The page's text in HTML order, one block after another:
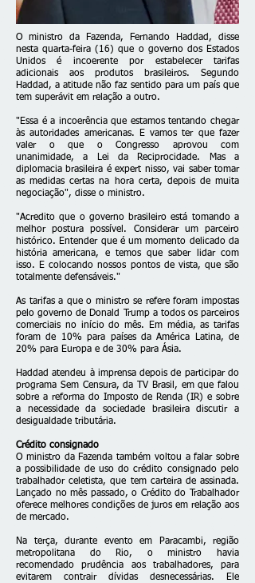
O ministro da Fazenda, Fernando Haddad, disse
nesta quarta-feira (16) que o governo dos Estados
Unidos é incoerente por estabelecer tarifas
adicionais aos produtos brasileiros. Segundo
Haddad, a atitude não faz sentido para um país que
tem superávit em relação a outro.
"Essa é a incoerência que estamos tentando chegar
às autoridades americanas. E vamos ter que fazer
valer o que o Congresso aprovou com
unanimidade, a Lei da Reciprocidade. Mas a
diplomacia brasileira é expert nisso, vai saber tomar
as medidas certas na hora certa, depois de muita
negociação", disse o ministro.
"Acredito que o governo brasileiro está tomando a
melhor postura possível. Considerar um parceiro
histórico. Entender que é um momento delicado da
história americana, e temos que saber lidar com
isso. E colocando nossos pontos de vista, que são
totalmente defensáveis."
As tarifas a que o ministro se refere foram impostas
pelo governo de Donald Trump a todos os parceiros
comerciais no início do mês. Em média, as tarifas
foram de 10% para países da América Latina, de
20% para Europa e de 30% para Ásia.
Haddad atendeu à imprensa depois de participar do
programa Sem Censura, da TV Brasil, em que falou
sobre a reforma do Imposto de Renda (IR) e sobre
a necessidade da sociedade brasileira discutir a
desigualdade tributária.
Crédito consignado
O ministro da Fazenda também voltou a falar sobre
a possibilidade de uso do crédito consignado pelo
trabalhador celetista, que tem carteira de assinada.
Lançado no mês passado, o Crédito do Trabalhador
oferece melhores condições de juros em relação aos
de mercado.
Na terça, durante evento em Paracambi, região
metropolitana do Rio, o ministro havia
recomendado prudência aos trabalhadores, para
evitarem contrair dívidas desnecessárias. Ele